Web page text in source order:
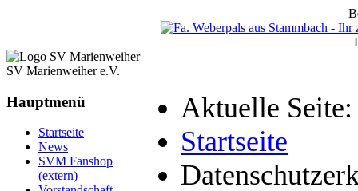
SV Marienweiher e.V.
Hauptmenü
Startseite
News
SVM Fanshop
(extern)
Aktuelle
Startseite